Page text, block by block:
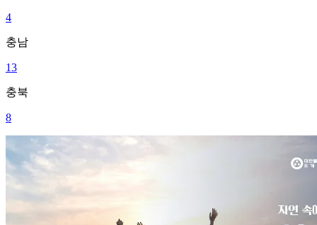
4
충남
13
충북
8